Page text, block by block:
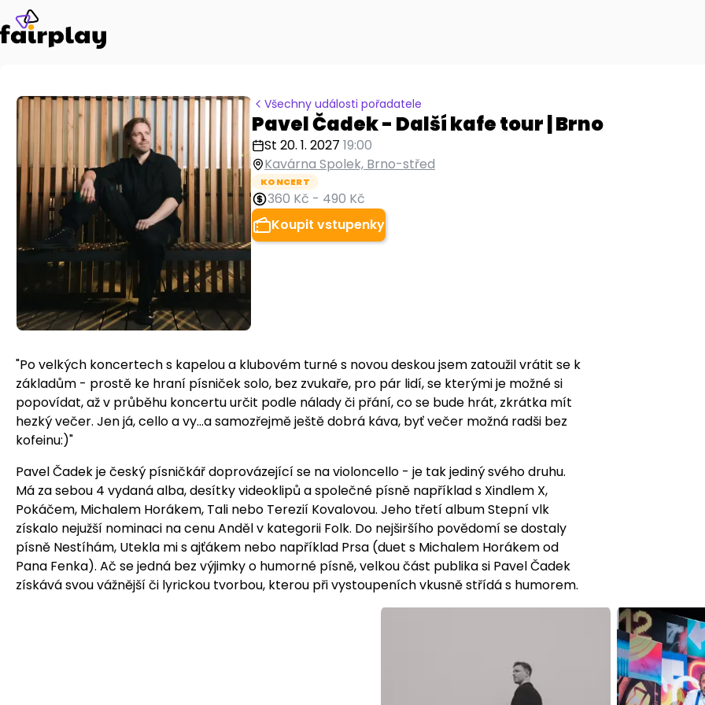
Všechny události pořadatele
Pavel Čadek - Další kafe tour | Brno
St 20. 1. 2027 19:00
Kavárna Spolek, Brno-střed
KONCERT
360 Kč - 490 Kč
Koupit vstupenky
"Po velkých koncertech s kapelou a klubovém turné s novou deskou jsem zatoužil vrátit se k
základům - prostě ke hraní písniček solo, bez zvukaře, pro pár lidí, se kterými je možné si
popovídat, až v průběhu koncertu určit podle nálady či přání, co se bude hrát, zkrátka mít
hezký večer. Jen já, cello a vy...a samozřejmě ještě dobrá káva, byť večer možná radši bez
kofeinu:)"
Pavel Čadek je český písničkář doprovázející se na violoncello - je tak jediný svého druhu.
Má za sebou 4 vydaná alba, desítky videoklipů a společné písně například s Xindlem X,
Pokáčem, Michalem Horákem, Tali nebo Terezií Kovalovou. Jeho třetí album Stepní vlk
získalo nejužší nominaci na cenu Anděl v kategorii Folk. Do nejširšího povědomí se dostaly
písně Nestíhám, Utekla mi s ajťákem nebo například Prsa (duet s Michalem Horákem od
Pana Fenka). Ač se jedná bez výjimky o humorné písně, velkou část publika si Pavel Čadek
získává svou vážnější či lyrickou tvorbou, kterou při vystoupeních vkusně střídá s humorem.